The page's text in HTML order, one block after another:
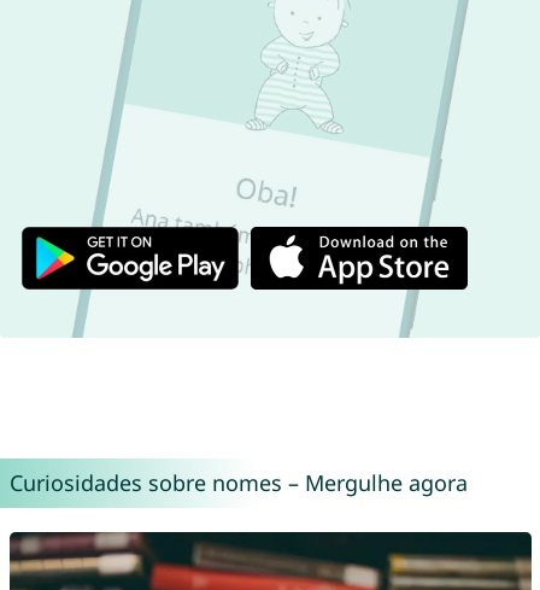
Curiosidades sobre nomes – Mergulhe agora